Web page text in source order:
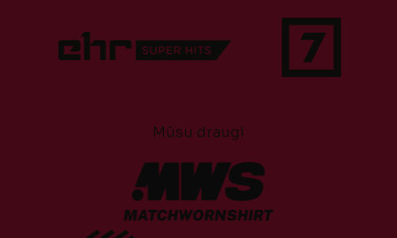
Mūsu draugi